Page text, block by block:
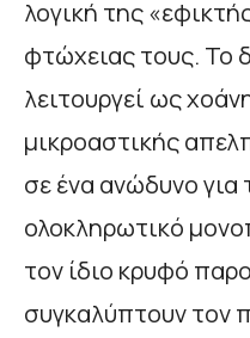
λογική της
φτώχειας τους. Το
λειτουργεί ως
μικροαστικής
σε ένα ανώδυνο για
ολοκληρωτικό
τον ίδιο κρυφό
συγκαλύπτουν τον